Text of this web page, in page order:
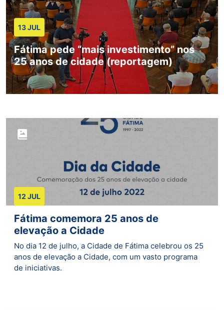
13 JUL
Fátima pede “mais investimento” nos
25 anos de cidade (reportagem)
12 JUL
Fátima comemora 25 anos de
elevação a Cidade
No dia 12 de julho, a Cidade de Fátima celebrou os 25
anos de elevação a Cidade, com um vasto programa
de iniciativas.